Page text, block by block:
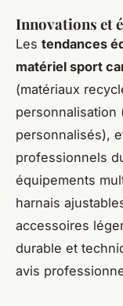
Innovations et
Les tendances
matériel sport
(matériaux
personnalisation
personnalisés),
professionnels
équipements
harnais
accessoires
durable et
avis